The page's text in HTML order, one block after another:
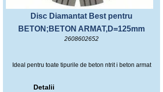
Disc Diamantat Best pentru
BETON;BETON ARMAT,D=125mm
2608602652
Ideal pentru toate tipurile de beton ntrit i beton armat
Detalii